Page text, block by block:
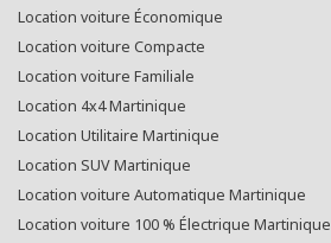
Location voiture Économique
Location voiture Compacte
Location voiture Familiale
Location 4x4 Martinique
Location Utilitaire Martinique
Location SUV Martinique
Location voiture Automatique Martinique
Location voiture 100 % Électrique Martinique